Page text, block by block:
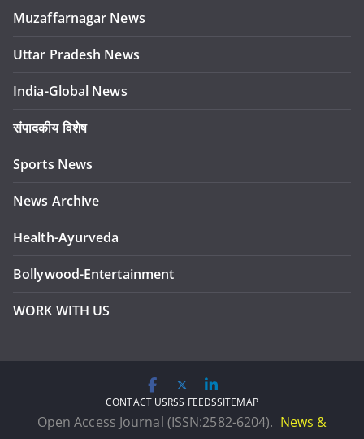
Muzaffarnagar News
Uttar Pradesh News
India-Global News
संपादकीय विशेष
Sports News
News Archive
Health-Ayurveda
Bollywood-Entertainment
WORK WITH US
CONTACT USRSS FEEDSSITEMAP
Open Access Journal (ISSN:2582-6204). News &